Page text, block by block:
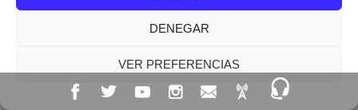
DENEGAR
VER PREFERENCIAS